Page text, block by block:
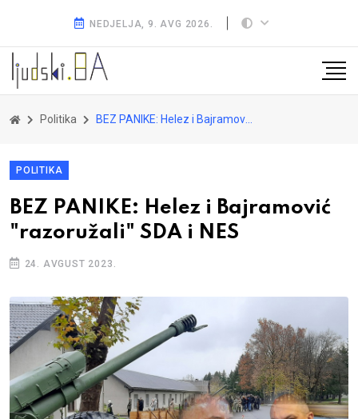
NEDJELJA, 9. AVG 2026.
Politika BEZ PANIKE: Helez i Bajramović "razoružali" SDA i NES
POLITIKA
BEZ PANIKE: Helez i Bajramović
"razoružali" SDA i NES
24. AVGUST 2023.